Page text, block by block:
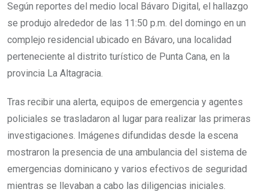
Según reportes del medio local Bávaro Digital, el hallazgo
se produjo alrededor de las 11:50 p.m. del domingo en un
complejo residencial ubicado en Bávaro, una localidad
perteneciente al distrito turístico de Punta Cana, en la
provincia La Altagracia.
Tras recibir una alerta, equipos de emergencia y agentes
policiales se trasladaron al lugar para realizar las primeras
investigaciones. Imágenes difundidas desde la escena
mostraron la presencia de una ambulancia del sistema de
emergencias dominicano y varios efectivos de seguridad
mientras se llevaban a cabo las diligencias iniciales.